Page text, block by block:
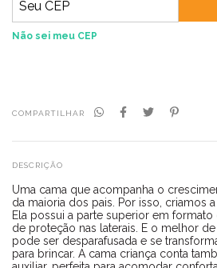
Não sei meu CEP
COMPARTILHAR
DESCRIÇÃO
Uma cama que acompanha o
da maioria dos pais. Por isso, criamos
Ela possui a parte superior em formato
de proteção nas laterais. E o melhor
pode ser desparafusada e se
para brincar. A cama criança conta